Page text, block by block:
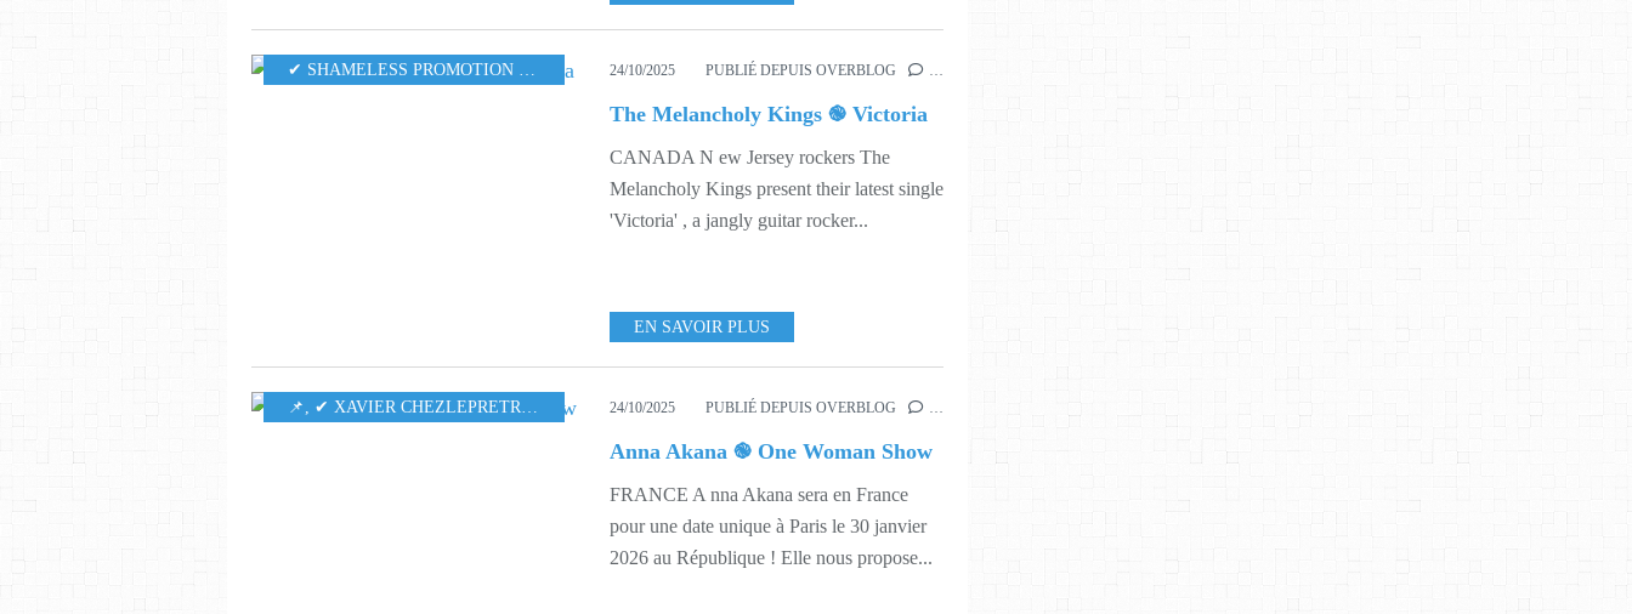
✔ SHAMELESS PROMOTION PR MUSIC ,543
24/10/2025 PUBLIÉ DEPUIS OVERBLOG …
The Melancholy Kings ֎ Victoria
CANADA N ew Jersey rockers The
Melancholy Kings present their latest single
'Victoria' , a jangly guitar rocker...
EN SAVOIR PLUS
​​​​​​​📌 , ✔ XAVIER CHEZLEPRETRE , ONE WOMAN SHOW ,543,605
24/10/2025 PUBLIÉ DEPUIS OVERBLOG …
Anna Akana ֎ One Woman Show
FRANCE A nna Akana sera en France
pour une date unique à Paris le 30 janvier
2026 au République ! Elle nous propose...